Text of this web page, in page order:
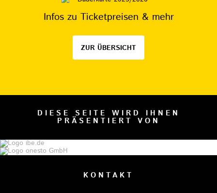
Infos zu Ticketpreisen & mehr
ZUR ÜBERSICHT
DIESE SEITE WIRD IHNEN
PRÄSENTIERT VON
KONTAKT